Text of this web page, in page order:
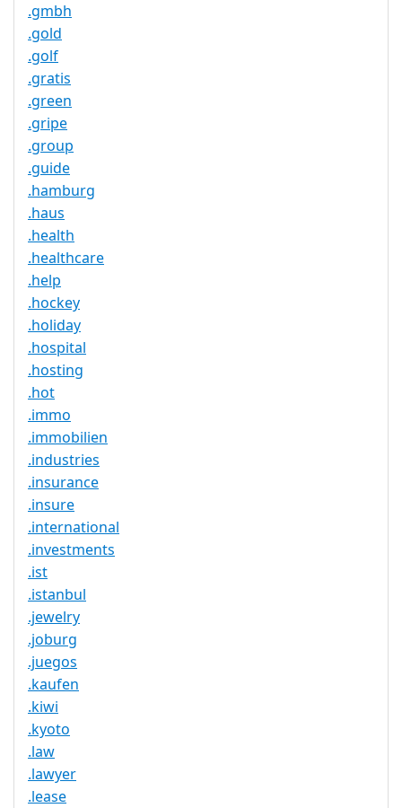
.gmbh
.gold
.golf
.gratis
.green
.gripe
.group
.guide
.hamburg
.haus
.health
.healthcare
.help
.hockey
.holiday
.hospital
.hosting
.hot
.immo
.immobilien
.industries
.insurance
.insure
.international
.investments
.ist
.istanbul
.jewelry
.joburg
.juegos
.kaufen
.kiwi
.kyoto
.law
.lawyer
.lease